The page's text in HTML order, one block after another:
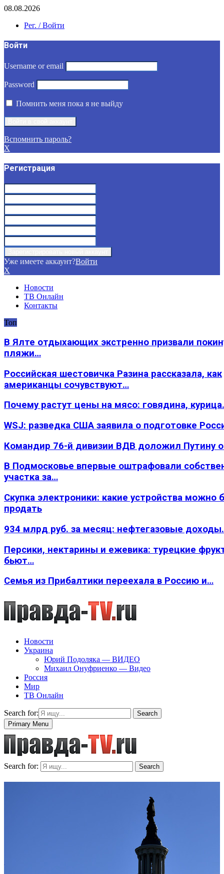
08.08.2026
Рег. / Войти
Войти
Username or email
Password
Помнить меня пока я не выйду
Вспомнить пароль?
X
Регистрация
Уже имеете аккаунт?Войти
X
Новости
ТВ Онлайн
Контакты
Топ
В Ялте отдыхающих экстренно призвали
пляжи…
Российская шестовичка Разина рассказала, как
американцы сочувствуют…
Почему растут цены на мясо: говядина,
WSJ: разведка США заявила о подготовке
Командир 76-й дивизии ВДВ доложил Путину
В Подмосковье впервые оштрафовали
участка за…
Скупка электроники: какие устройства можно
продать
934 млрд руб. за месяц: нефтегазовые
Персики, нектарины и ежевика: турецкие
бьют…
Семья из Прибалтики переехала в Россию и…
Новости
Украина
Юрий Подоляка — ВИДЕО
Михаил Онуфриенко — Видео
Россия
Мир
ТВ Онлайн
Search for:
Search
Primary Menu
Search for: Search